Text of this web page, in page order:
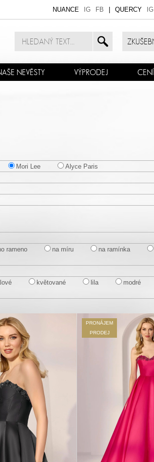
NUANCE IG FB QUERCY IG
NEVĚSTY VÝPRODEJ
Mori Lee
Alyce Paris
rameno na míru na ramínka
květované lila modré
PRONÁJEM
PRODEJ